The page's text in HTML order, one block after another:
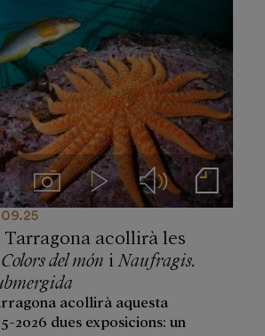
ImágenesVideos Audios Notas de prensa
acollirà les
Colors del món i Naufragis.
acollirà aquesta
2026 dues exposicions: un